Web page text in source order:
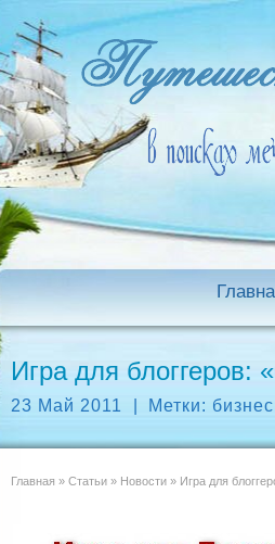
Игра для
23 Май 2011 Метки:
Главная » Статьи » Новости » Игра для